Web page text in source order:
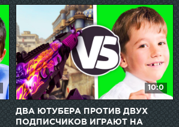
10:0
ДВА ЮТУБЕРА ПРОТИВ ДВУХ
ПОДПИСЧИКОВ ИГРАЮТ НА